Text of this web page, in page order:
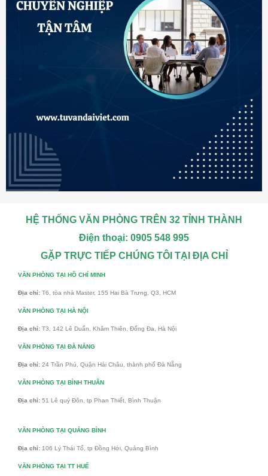
HỆ THỐNG VĂN PHÒNG TRÊN 32 TỈNH THÀNH
Điện thoại: 0905 548 995
GẶP TRỰC TIẾP CHÚNG TÔI TẠI ĐỊA CHỈ
VĂN PHÒNG TẠI HỒ CHÍ MINH
Địa chỉ: T6, tòa nhà Master, 155 Hai Bà Trưng, Q3, HCM
VĂN PHÒNG TẠI HÀ NỘI
Địa chỉ: T3, 142 Lê Duẩn, Khâm Thiên, Đống Đa, Hà Nội
VĂN PHÒNG TẠI ĐÀ NẴNG
Địa chỉ: 24 Trần Phú, Quận Hải Châu, thành phố Đà Nẵng
VĂN PHÒNG TẠI BÌNH THUÂN
Địa chỉ: 51 Lê quý Đôn, tp Phan Thiết, Bình Thuận
VĂN PHÒNG TẠI QUẢNG BÌNH
Địa chỉ: 106 Lý Thái Tổ, tp Đồng Hới, Quảng Bình
VĂN PHÒNG TẠI TT HUẾ